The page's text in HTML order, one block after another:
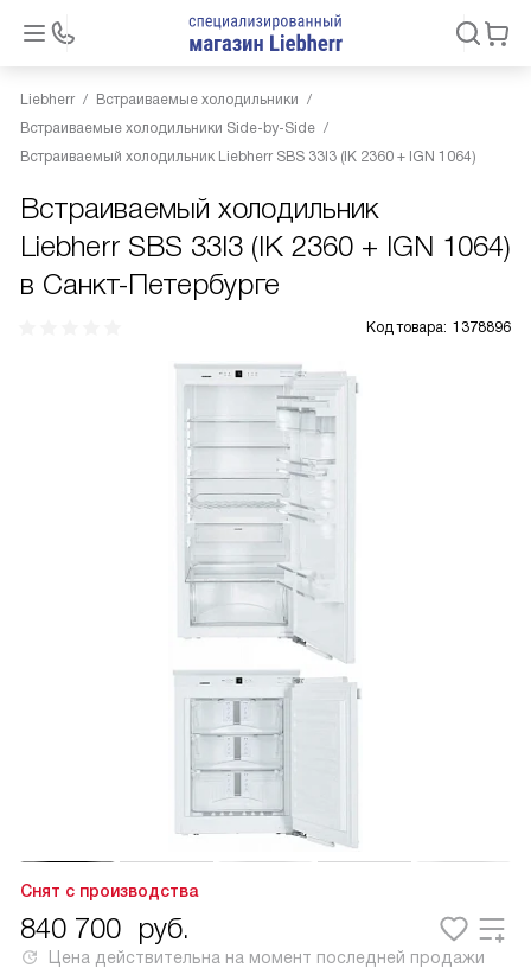
Liebherr
Встраиваемые холодильники
Встраиваемые холодильники Side-by-Side
Встраиваемый холодильник Liebherr SBS 33I3 (IK 2360 + IGN 1064)
Встраиваемый холодильник
Liebherr SBS 33I3 (IK 2360 + IGN 1064)
в Санкт-Петербурге
Код товара: 1378896
Снят с производства
840 700 руб.
Цена действительна на момент последней продажи